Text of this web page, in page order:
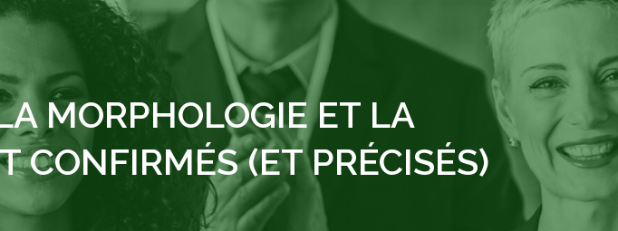
MORPHOLOGIE ET LA
CONFIRMÉS (ET PRÉCISÉS)